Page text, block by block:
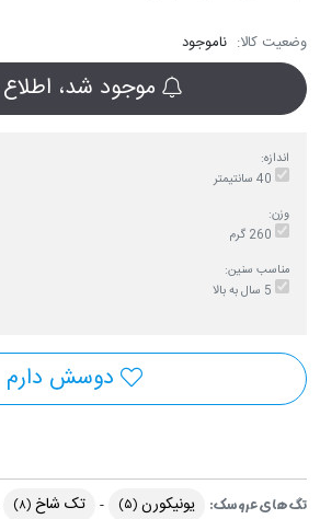
وضعیت کالا: ناموجود
موجود شد،
اندازه:
40 سانتیمتر
وزن:
260 گرم
مناسب سنین:
5 سال به بالا
دوسش دارم
تگ های عروسک: یونیکورن (۵) تک شاخ (۸)